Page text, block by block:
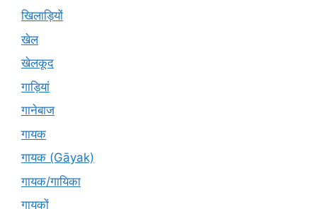
खिलाड़ियों
खेल
खेलकूद
गाड़ियां
गानेबाज
गायक
गायक (Gāyak)
गायक/गायिका
गायकों